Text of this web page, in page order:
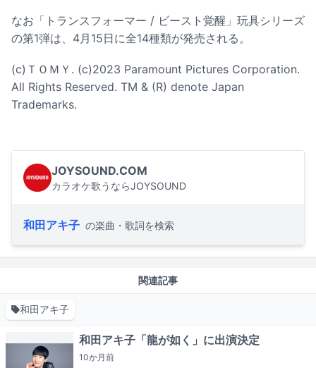
なお「トランスフォーマー / ビースト覚醒」玩具シリーズ
の第1弾は、4月15日に全14種類が発売される。
(c)ＴＯＭＹ. (c)2023 Paramount Pictures Corporation.
All Rights Reserved. TM & (R) denote Japan
Trademarks.
JOYSOUND.COM
カラオケ歌うならJOYSOUND
和田アキ子 の楽曲・歌詞を検索
関連記事
和田アキ子
和田アキ子「龍が如く」に出演決定
10か月前